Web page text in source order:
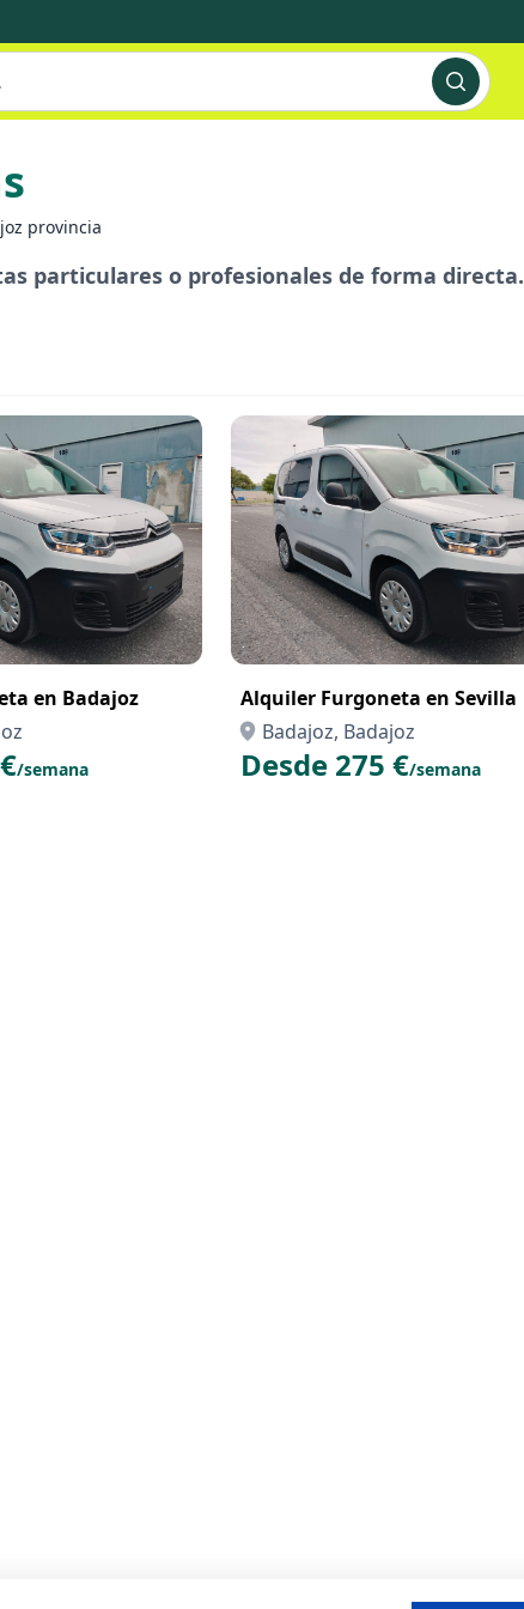
provincia
particulares o profesionales de forma directa.
en Badajoz
/semana
Alquiler Furgoneta en Sevilla
Badajoz, Badajoz
Desde 275 €/semana